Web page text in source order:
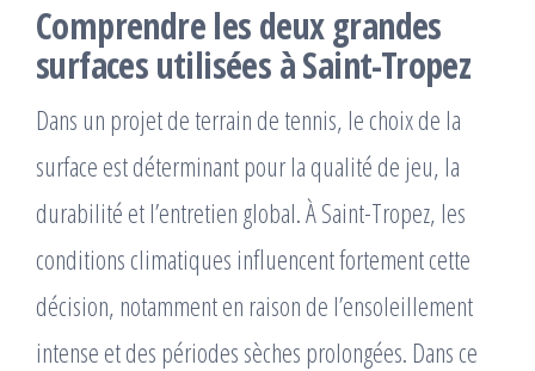
Comprendre les deux grandes
surfaces utilisées à Saint-Tropez
Dans un projet de terrain de tennis, le choix de la
surface est déterminant pour la qualité de jeu, la
durabilité et l’entretien global. À Saint-Tropez, les
conditions climatiques influencent fortement cette
décision, notamment en raison de l’ensoleillement
intense et des périodes sèches prolongées. Dans ce